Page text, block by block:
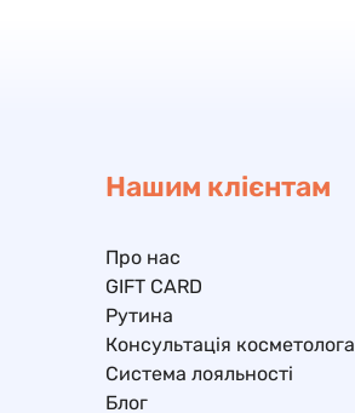
Нашим клієнтам
Про нас
GIFT CARD
Рутина
Консультація косметолога
Система лояльності
Блог